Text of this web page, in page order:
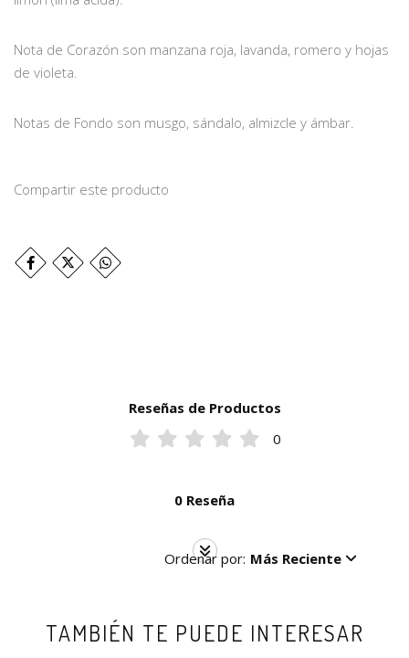
Nota de Corazón son manzana roja, lavanda, romero y hojas
de violeta.
Notas de Fondo son musgo, sándalo, almizcle y ámbar.
Compartir este producto
Reseñas de Productos
0
0 Reseña
Ordenar por: Más Reciente
TAMBIÉN TE PUEDE INTERESAR